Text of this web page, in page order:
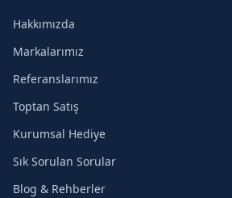
Hakkımızda
Markalarımız
Referanslarımız
Toptan Satış
Kurumsal Hediye
Sık Sorulan Sorular
Blog & Rehberler